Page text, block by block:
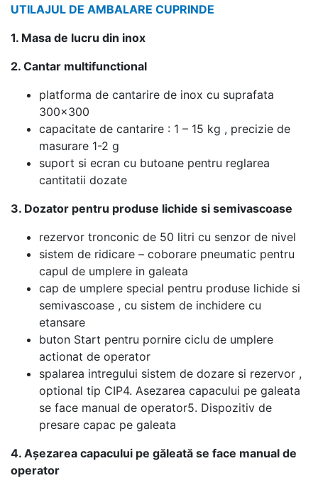
UTILAJUL DE AMBALARE CUPRINDE
1. Masa de lucru din inox
2. Cantar multifunctional
platforma de cantarire de inox cu suprafata
300×300
capacitate de cantarire : 1 – 15 kg , precizie de
masurare 1-2 g
suport si ecran cu butoane pentru reglarea
cantitatii dozate
3. Dozator pentru produse lichide si semivascoase
rezervor tronconic de 50 litri cu senzor de nivel
sistem de ridicare – coborare pneumatic pentru
capul de umplere in galeata
cap de umplere special pentru produse lichide si
semivascoase , cu sistem de inchidere cu
etansare
buton Start pentru pornire ciclu de umplere
actionat de operator
spalarea intregului sistem de dozare si rezervor ,
optional tip CIP4. Asezarea capacului pe galeata
se face manual de operator5. Dispozitiv de
presare capac pe galeata
4. Aşezarea capacului pe găleată se face manual de
operator